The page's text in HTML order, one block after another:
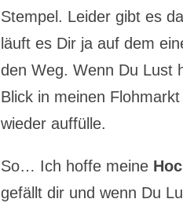
Stempel. Leider gibt es
läuft es Dir ja auf dem
den Weg. Wenn Du Lust
Blick in meinen
wieder auffülle.
So… Ich hoffe meine
gefällt dir und wenn Du